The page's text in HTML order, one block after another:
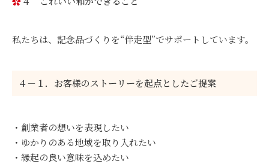
私たちは、記念品づくりを“伴走型”でサポートしています。
４－１．お客様のストーリーを起点としたご提案
・創業者の想いを表現したい
・ゆかりのある地域を取り入れたい
・縁起の良い意味を込めたい